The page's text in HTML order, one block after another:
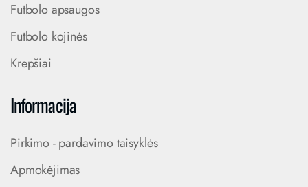
Futbolo apsaugos
Futbolo kojinės
Krepšiai
Informacija
Pirkimo - pardavimo taisyklės
Apmokėjimas